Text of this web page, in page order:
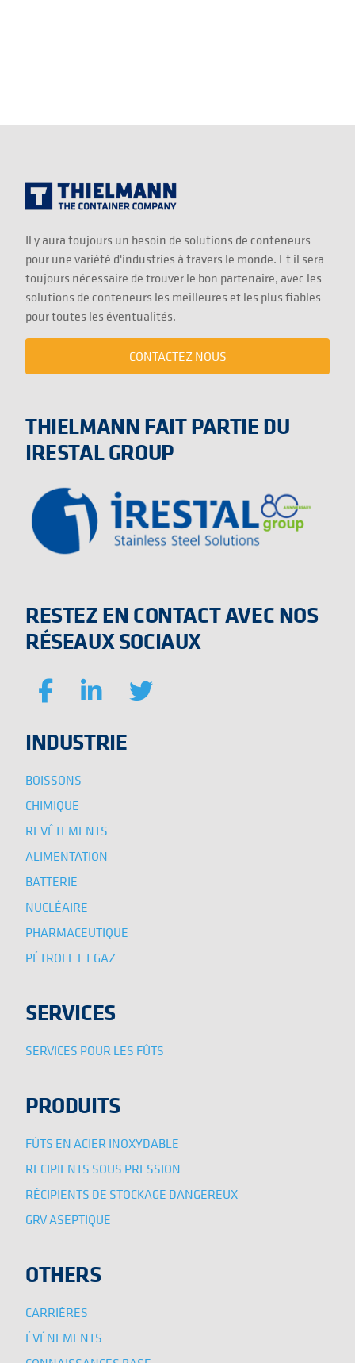
Il y aura toujours un besoin de solutions de conteneurs
pour une variété d'industries à travers le monde. Et il sera
toujours nécessaire de trouver le bon partenaire, avec les
solutions de conteneurs les meilleures et les plus fiables
pour toutes les éventualités.
CONTACTEZ NOUS
THIELMANN FAIT PARTIE DU
IRESTAL GROUP
RESTEZ EN CONTACT AVEC NOS
RÉSEAUX SOCIAUX
INDUSTRIE
BOISSONS
CHIMIQUE
REVÊTEMENTS
ALIMENTATION
BATTERIE
NUCLÉAIRE
PHARMACEUTIQUE
PÉTROLE ET GAZ
SERVICES
SERVICES POUR LES FÛTS
PRODUITS
FÛTS EN ACIER INOXYDABLE
RECIPIENTS SOUS PRESSION
RÉCIPIENTS DE STOCKAGE DANGEREUX
GRV ASEPTIQUE
OTHERS
CARRIÈRES
ÉVÉNEMENTS